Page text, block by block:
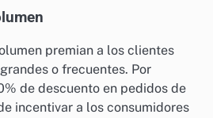
premian a los clientes
o frecuentes. Por
de descuento en pedidos de
incentivar a los consumidores